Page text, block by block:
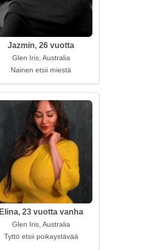
Jazmin, 26 vuotta
Glen Iris, Australia
Nainen etsii miestä
Elina, 23 vuotta vanha
Glen Iris, Australia
Tyttö etsii poikaystävää